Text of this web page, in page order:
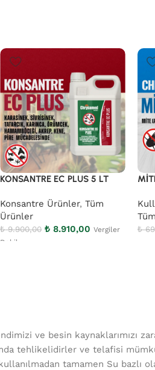
KONSANTRE EC PLUS 5 LT
Konsantre Ürünler,Tüm
Ürünler
₺9.900,00 ₺ 8.910,00 Vergiler
Dahil
₺
ve besin kaynaklarımızı
tehlikelidirler ve telafisi
tamamen Su bazlı